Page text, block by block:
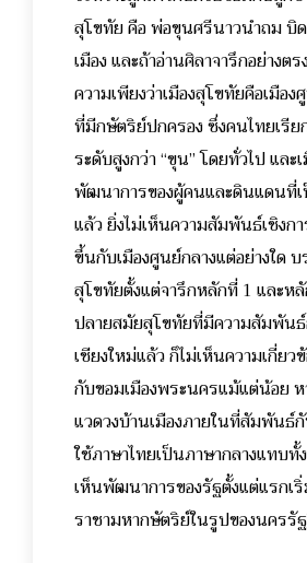
สุโขทัย คือ พ่อขุนศรีนาวนำถม บิ
เมือง และถ้าอ่านศิลาจารึกอย่างต
ความเพียงว่าเมืองสุโขทัยคือเมือ
ที่มีกษัตริย์ปกครอง ซึ่งคนไทยเรีย
ระดับสูงกว่า “ขุน” โดยทั่วไป และ
พัฒนาการของผู้คนและดินแดนที่
แล้ว ยิ่งไม่เห็นความสัมพันธ์เชิงก
ขึ้นกับเมืองศูนย์กลางแต่อย่างใด
สุโขทัยตั้งแต่จารึกหลักที่ 1 และห
ปลายสมัยสุโขทัยที่มีความสัมพัน
เชียงใหม่แล้ว ก็ไม่เห็นความเกี่ยว
กับขอมเมืองพระนครแม้แต่น้อย ห
แวดวงบ้านเมืองภายในที่สัมพันธ์
ใช้ภาษาไทยเป็นภาษากลางแทบ
เห็นพัฒนาการของรัฐตั้งแต่แรกเ
ราชามหากษัตริย์ในรูปของนครรั